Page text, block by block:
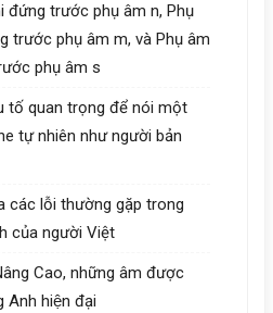
đứng trước phụ âm n, Phụ
trước phụ âm m, và Phụ âm
phụ âm s
tố quan trọng để nói một
tự nhiên như người bản
các lỗi thường gặp trong
của người Việt
Cao, những âm được
Anh hiện đại